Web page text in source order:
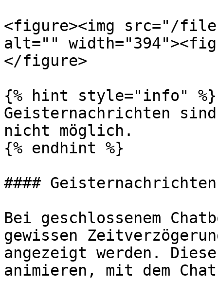
<figure><img src="/files/
alt=""
</figure>
{% hint style="info" %}
Geisternachrichten
nicht möglich.
{% endhint %}
#### Geisternachrichten
Bei geschlossenem
gewissen
angezeigt werden.
animieren, mit dem